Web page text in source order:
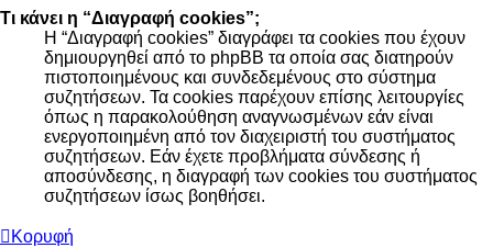
Τι κάνει η “Διαγραφή cookies”;
Η “Διαγραφή cookies” διαγράφει τα cookies που έχουν
δημιουργηθεί από το phpBB τα οποία σας διατηρούν
πιστοποιημένους και συνδεδεμένους στο σύστημα
συζητήσεων. Τα cookies παρέχουν επίσης λειτουργίες
όπως η παρακολούθηση αναγνωσμένων εάν είναι
ενεργοποιημένη από τον διαχειριστή του συστήματος
συζητήσεων. Εάν έχετε προβλήματα σύνδεσης ή
αποσύνδεσης, η διαγραφή των cookies του συστήματος
συζητήσεων ίσως βοηθήσει.
Κορυφή